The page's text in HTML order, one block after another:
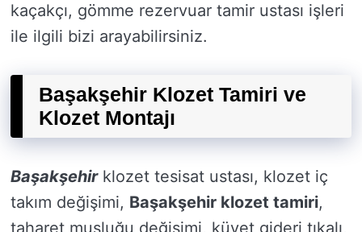
kaçakçı, gömme rezervuar tamir ustası işleri
ile ilgili bizi arayabilirsiniz.
Başakşehir Klozet Tamiri ve
Klozet Montajı
Başakşehirklozet tesisat ustası, klozet iç
takım değişimi, Başakşehir klozet tamiri,
taharet musluğu değişimi, küvet gideri tıkalı,